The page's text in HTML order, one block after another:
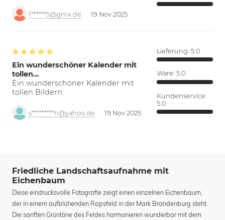
f******5@gmx.de 19 Nov 2025
Ein wunderschöner Kalender mit
tollen…
Ein wunderschöner Kalender mit
tollen Bildern.
s*********h@yahoo.de 19 Nov 2025
Lieferung: 5.0
Ware: 5.0
Kundenservice:
5.0
Friedliche Landschaftsaufnahme mit
Eichenbaum
Diese eindrucksvolle Fotografie zeigt einen einzelnen Eichenbaum,
der in einem aufblühenden Rapsfeld in der Mark Brandenburg steht.
Die sanften Grüntöne des Feldes harmonieren wunderbar mit dem